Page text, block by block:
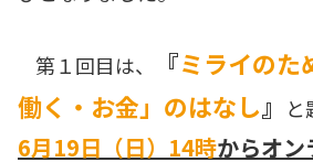
第１回目は、 『ミライのた
働く・お金」のはなし』 と
6月19日（日）14時からオ